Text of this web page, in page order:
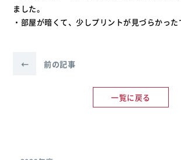
ました。
・部屋が暗くて、少しプリントが見づらかった
← 前の記事
一覧に戻る